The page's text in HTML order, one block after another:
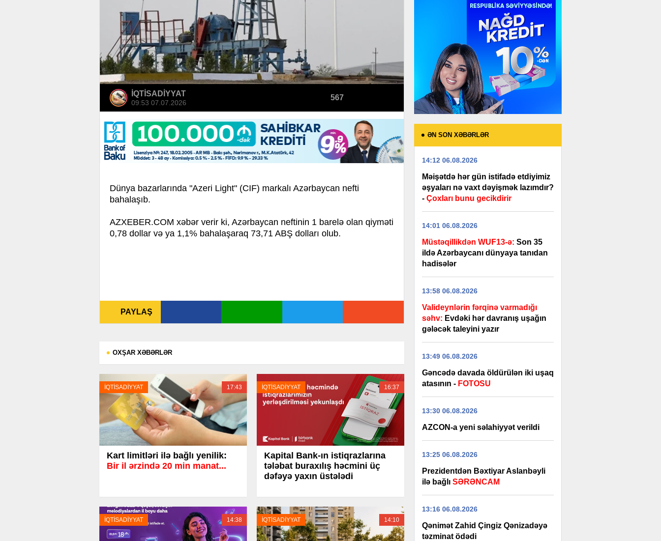
İQTİSADİYYAT
09:53 07.07.2026
567
Dünya bazarlarında "Azeri Light" (CIF) markalı Azərbaycan nefti
bahalaşıb.
AZXEBER.COM xəbər verir ki, Azərbaycan neftinin 1 barelə olan qiyməti
0,78 dollar və ya 1,1% bahalaşaraq 73,71 ABŞ dolları olub.
PAYLAŞ
OXŞAR XƏBƏRLƏR
İQTİSADİYYAT 17:43
Kart limitləri ilə bağlı yenilik:
Bir il ərzində 20 min manat...
İQTİSADİYYAT 16:37
Kapital Bank-ın istiqrazlarına
tələbat buraxılış həcmini üç
dəfəyə yaxın üstələdi
İQTİSADİYYAT 14:38 İQTİSADİYYAT 14:10
ƏN SON XƏBƏRLƏR
14:12 06.08.2026
Məişətdə hər gün istifadə etdiyimiz
əşyaları nə vaxt dəyişmək lazımdır?
- Çoxları bunu gecikdirir
14:01 06.08.2026
Müstəqillikdən WUF13-ə: Son 35
ildə Azərbaycanı dünyaya tanıdan
hadisələr
13:58 06.08.2026
Valideynlərin fərqinə varmadığı
səhv: Evdəki hər davranış uşağın
gələcək taleyini yazır
13:49 06.08.2026
Gəncədə davada öldürülən iki uşaq
atasının - FOTOSU
13:30 06.08.2026
AZCON-a yeni səlahiyyət verildi
13:25 06.08.2026
Prezidentdən Bəxtiyar Aslanbəyli
ilə bağlı SƏRƏNCAM
13:16 06.08.2026
Qənimət Zahid Çingiz Qənizadəyə
təzminat ödədi